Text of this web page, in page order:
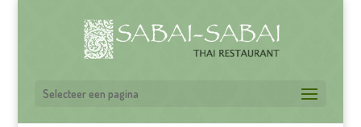
Selecteer een pagina